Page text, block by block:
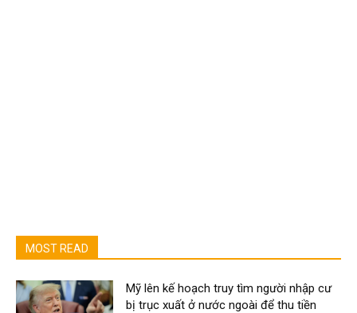
MOST READ
Mỹ lên kế hoạch truy tìm người nhập cư
bị trục xuất ở nước ngoài để thu tiền